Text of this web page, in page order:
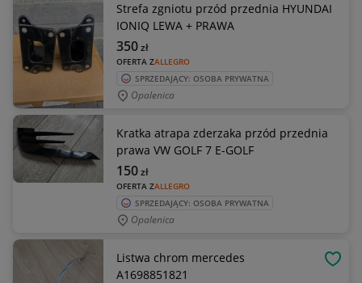
Strefa zgniotu przód przednia HYUNDAI
IONIQ LEWA + PRAWA
OFERTA ZALLEGRO
350zł
SPRZEDAJĄCY: OSOBA PRYWATNA
Opalenica
Kratka atrapa zderzaka przód przednia
prawa VW GOLF 7 E-GOLF
OFERTA ZALLEGRO
150zł
SPRZEDAJĄCY: OSOBA PRYWATNA
Opalenica
Listwa chrom mercedes
A1698851821